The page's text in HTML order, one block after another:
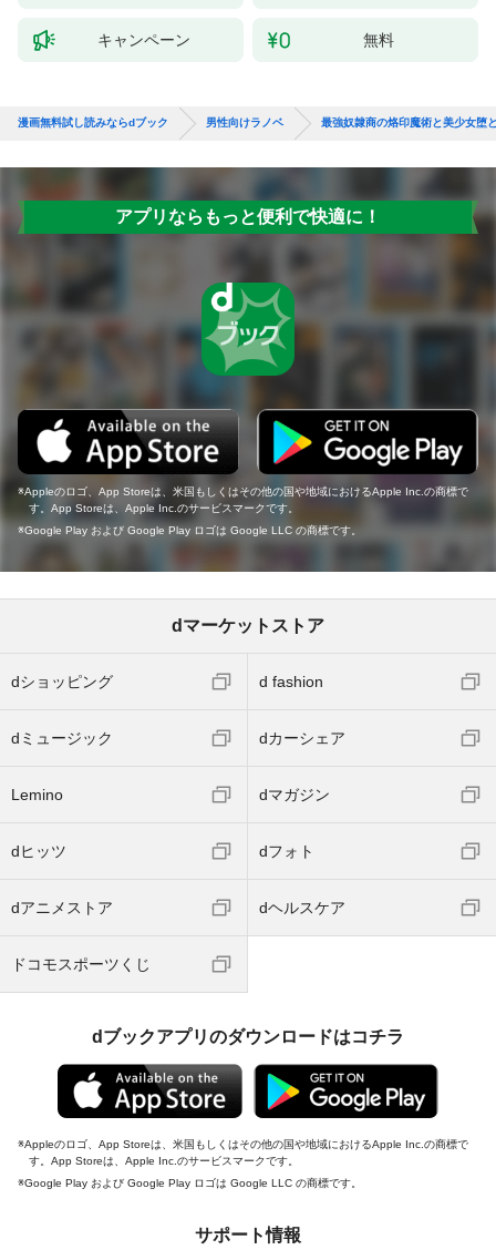
キャンペーン 無料
漫画無料試し読みならdブック 男性向けラノベ 最強奴隷商の烙印魔術と美少女堕
アプリならもっと便利で快適に！
Appleのロゴ、App Storeは、米国もしくはその他の国や地域におけるApple Inc.の商標で
す。App Storeは、Apple Inc.のサービスマークです。
Google Play および Google Play ロゴは Google LLC の商標です。
dマーケットストア
dショッピング d fashion
dミュージック dカーシェア
Lemino dマガジン
dヒッツ dフォト
dアニメストア dヘルスケア
ドコモスポーツくじ
dブックアプリのダウンロードはコチラ
Appleのロゴ、App Storeは、米国もしくはその他の国や地域におけるApple Inc.の商標で
す。App Storeは、Apple Inc.のサービスマークです。
Google Play および Google Play ロゴは Google LLC の商標です。
サポート情報